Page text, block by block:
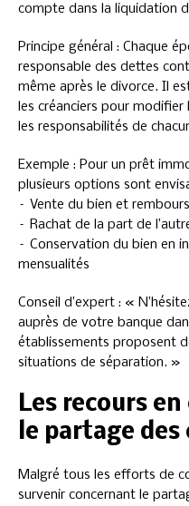
compte dans la liquidation
Principe général : Chaque
responsable des dettes
même après le divorce. Il
les créanciers pour
les responsabilités de
Exemple : Pour un prêt
plusieurs options sont
– Vente du bien et
– Rachat de la part de
– Conservation du bien en
mensualités
Conseil d’expert : «
auprès de votre banque
établissements proposent
situations de séparation. »
Les recours
le partage des
Malgré tous les efforts de
survenir concernant le